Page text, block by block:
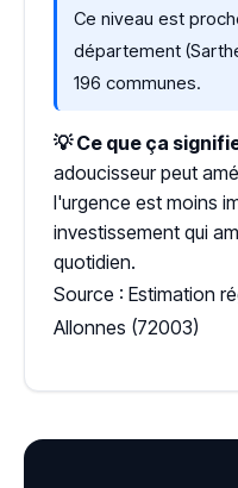
Ce niveau est
département
196 communes.
💡 Ce que ça
adoucisseur peut
l'urgence est moins
investissement qui
quotidien.
Source : Estimation
Allonnes (72003)